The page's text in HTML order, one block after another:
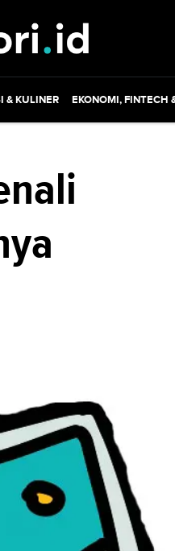
& KULINER EKONOMI, FINTECH